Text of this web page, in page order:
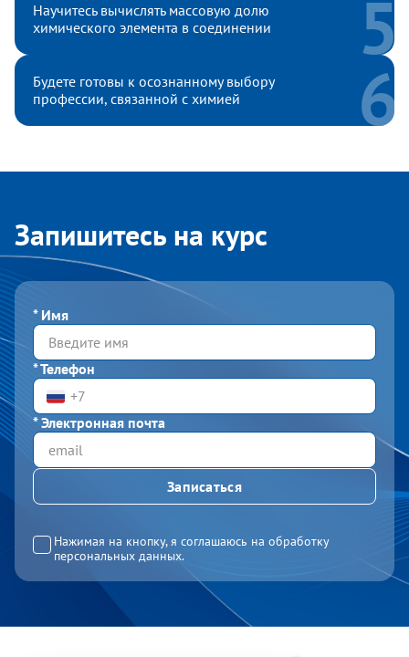
Научитесь вычислять массовую долю
химического элемента в соединении
Будете готовы к осознанному выбору
профессии, связанной с химией
Запишитесь на курс
*Имя
*Телефон
*Электронная почта
Нажимая на кнопку, я соглашаюсь на обработку
персональных данных.